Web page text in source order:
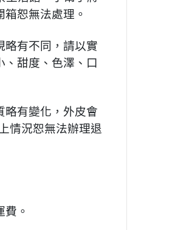
恕無法處理。
略有不同，請以實
甜度、色澤、口
略有變化，外皮會
情況恕無法辦理退
。